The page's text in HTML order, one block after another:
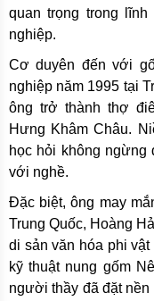
quan trọng trong
nghiệp.
Cơ duyên đến với
nghiệp năm 1995 tại
ông trở thành thợ
Hưng Khâm Châu.
học hỏi không ngừng
với nghề.
Đặc biệt, ông may
Trung Quốc, Hoàng
di sản văn hóa phi
kỹ thuật nung gốm
người thầy đã đặt